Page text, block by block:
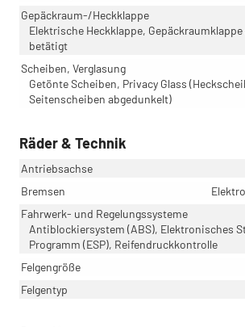
Gepäckraum-/Heckklappe
Elektrische Heckklappe,
betätigt
Scheiben, Verglasung
Getönte Scheiben, Privacy Glass
Seitenscheiben abgedunkelt)
Räder & Technik
Antriebsachse
Bremsen
Fahrwerk- und Regelungssysteme
Antiblockiersystem (ABS), Elektronisches
Programm (ESP), Reifendruckkontrolle
Felgengröße
Felgentyp